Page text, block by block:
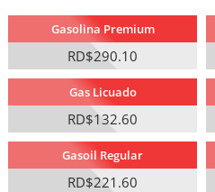
Gasolina Premium
RD$290.10
Gas Licuado
RD$132.60
Gasoil Regular
RD$221.60